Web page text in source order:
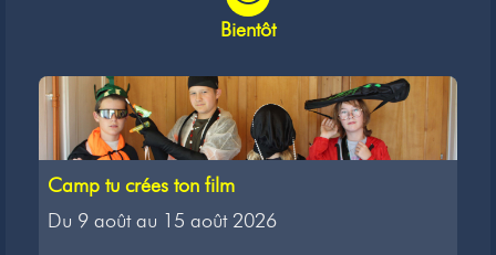
Bientôt
Camp tu crées ton film
Du 9 août au 15 août 2026